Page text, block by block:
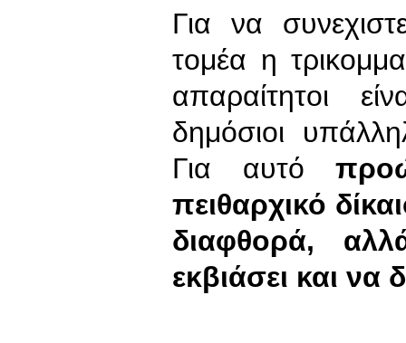
Για να
τομέα η
απαραίτητοι
δημόσιοι
Για αυτό
πειθαρχικό
διαφθορά,
εκβιάσει και να